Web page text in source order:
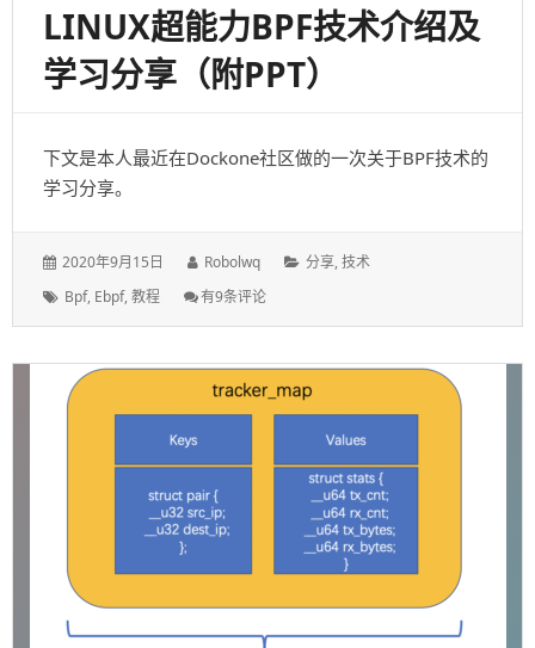
LINUX超能力BPF技术介绍及
学习分享（附PPT）
下文是本人最近在Dockone社区做的一次关于BPF技术的
学习分享。
发
于：
2020年9月15日
作
Robolwq
分
分享,技术
标
Bpf, Ebpf,教程
Linux
力
BPF
及
学
（附
PPT）
有9条评论